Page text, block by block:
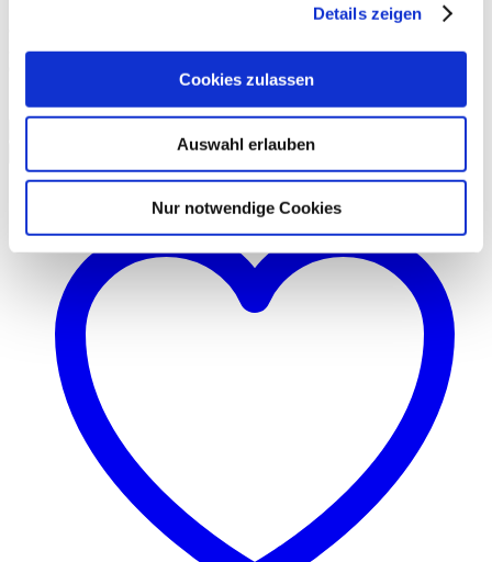
Details zeigen
Cookies zulassen
Auswahl erlauben
Nur notwendige Cookies
30°C Schonwaschgang, nicht trocknergeeignet, nicht bügeln, nicht
Größe Löschen